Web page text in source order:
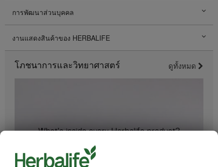
การพัฒนาส่วนบุคคล
งานแสดงสินค้าของ HERBALIFE
โภชนาการและวิทยาศาสตร์ ดูทั้งหมด